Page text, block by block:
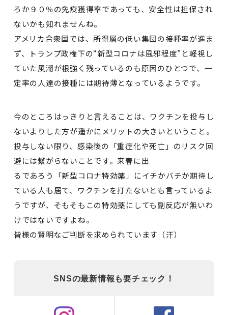
ろか９０％の免疫獲得率であっても、安全性は担保され
ないかも知れませんね。
アメリカ合衆国では、所得層の低い集団の接種率が進ま
ず、トランプ政権下の“新型コロナは風邪程度”と軽視し
ていた風潮が根強く残っているのも原因のひとつで、一
定率の人達の接種には期待薄となっているようです。
今のところはっきりと言えることは、ワクチンを投与し
ないよりした方が遥かにメリットの大きいということ。
投与しない限り、感染後の「重症化や死亡」のリスク回
避には繋がらないことです。来春に出
るであろう「新型コロナ特効薬」にイチかバチか期待し
ている人も居て、ワクチンを打たないとも言っているよ
うですが、そもそもこの特効薬にしても副反応が無いわ
けではないですよね。
皆様の賢明なご判断を求められています（汗）
SNSの最新情報も要チェック！